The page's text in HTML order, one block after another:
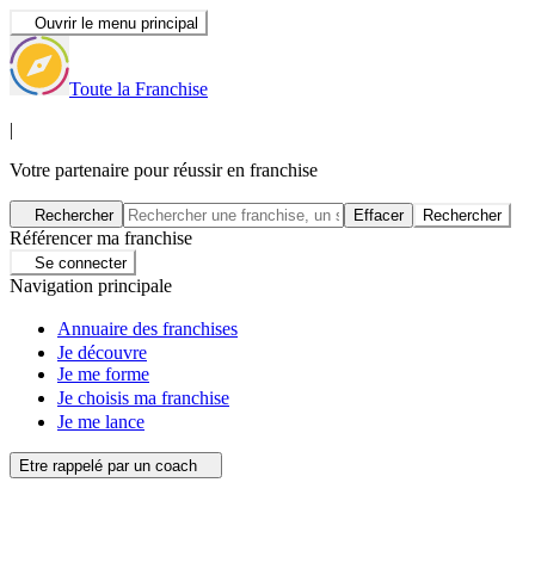
Ouvrir le menu principal
Toute la Franchise
|
Votre partenaire pour réussir en franchise
Rechercher Effacer Rechercher
Référencer ma franchise
Se connecter
Navigation principale
Annuaire des franchises
Je découvre
Je me forme
Je choisis ma franchise
Je me lance
Etre rappelé par un coach